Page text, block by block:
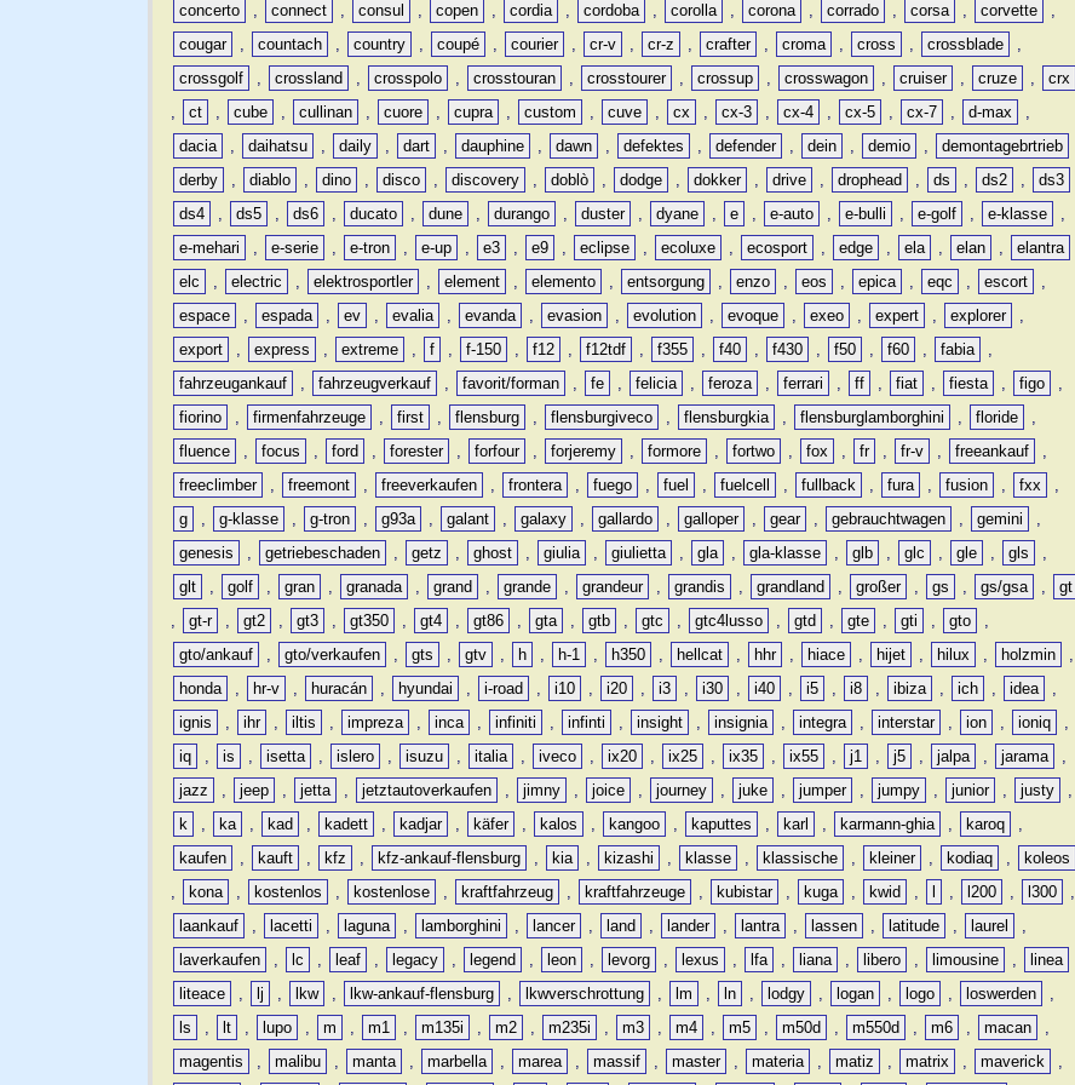
concerto
, connect , consul , copen , cordia , cordoba , corolla , corona , corrado , corsa , corvette
,
cougar
, countach , country , coupé , courier , cr-v , cr-z , crafter , croma , cross , crossblade
,
crossgolf
, crossland , crosspolo , crosstouran , crosstourer , crossup , crosswagon , cruiser , cruze ,
crx
,
ct , cube , cullinan , cuore , cupra , custom , cuve , cx , cx-3 , cx-4 , cx-5 , cx-7 , d-max
,
dacia
, daihatsu , daily , dart , dauphine , dawn , defektes , defender , dein , demio , demontagebrtrieb
derby
, diablo , dino , disco , discovery , doblò , dodge , dokker , drive , drophead , ds , ds2 , ds3
ds4
, ds5 , ds6 , ducato , dune , durango , duster , dyane , e , e-auto , e-bulli , e-golf , e-klasse
,
e-mehari
, e-serie , e-tron , e-up , e3 , e9 , eclipse , ecoluxe , ecosport , edge , ela , elan , elantra
elc
, electric , elektrosportler , element , elemento , entsorgung , enzo , eos , epica , eqc , escort
,
espace
, espada , ev , evalia , evanda , evasion , evolution , evoque , exeo , expert , explorer
,
export
, express , extreme , f , f-150 , f12 , f12tdf , f355 , f40 , f430 , f50 , f60 , fabia
,
fahrzeugankauf
, fahrzeugverkauf , favorit/forman , fe , felicia , feroza , ferrari , ff , fiat , fiesta , figo
,
fiorino
, firmenfahrzeuge , first , flensburg , flensburgiveco , flensburgkia , flensburglamborghini , floride
,
fluence
, focus , ford , forester , forfour , forjeremy , formore , fortwo , fox , fr , fr-v , freeankauf
,
freeclimber
, freemont , freeverkaufen , frontera , fuego , fuel , fuelcell , fullback , fura , fusion , fxx
,
g
, g-klasse , g-tron , g93a , galant , galaxy , gallardo , galloper , gear , gebrauchtwagen , gemini
,
genesis
, getriebeschaden , getz , ghost , giulia , giulietta , gla , gla-klasse , glb , glc , gle , gls
,
glt
, golf , gran , granada , grand , grande , grandeur , grandis , grandland , großer , gs , gs/gsa ,
gt
,
gt-r , gt2 , gt3 , gt350 , gt4 , gt86 , gta , gtb , gtc , gtc4lusso , gtd , gte , gti , gto
,
gto/ankauf
, gto/verkaufen , gts , gtv , h , h-1 , h350 , hellcat , hhr , hiace , hijet , hilux , holzmin
,
honda
, hr-v , huracán , hyundai , i-road , i10 , i20 , i3 , i30 , i40 , i5 , i8 , ibiza , ich , idea
,
ignis
, ihr , iltis , impreza , inca , infiniti , infinti , insight , insignia , integra , interstar , ion , ioniq
,
iq
, is , isetta , islero , isuzu , italia , iveco , ix20 , ix25 , ix35 , ix55 , j1 , j5 , jalpa , jarama
,
jazz
, jeep , jetta , jetztautoverkaufen , jimny , joice , journey , juke , jumper , jumpy , junior , justy
,
k
, ka , kad , kadett , kadjar , käfer , kalos , kangoo , kaputtes , karl , karmann-ghia , karoq
,
kaufen
, kauft , kfz , kfz-ankauf-flensburg , kia , kizashi , klasse , klassische , kleiner , kodiaq ,
koleos
,
kona , kostenlos , kostenlose , kraftfahrzeug , kraftfahrzeuge , kubistar , kuga , kwid , , l200 , l300
,
laankauf
, lacetti , laguna , lamborghini , lancer , land , lander , lantra , lassen , latitude , laurel
,
laverkaufen
, lc , leaf , legacy , legend , leon , levorg , lexus , lfa , liana , libero , limousine , linea
liteace
, lj , lkw , lkw-ankauf-flensburg , lkwverschrottung , lm , ln , lodgy , logan , logo , loswerden
,
ls
, lt , lupo , m , m1 , m135i , m2 , m235i , m3 , m4 , m5 , m50d , m550d , m6 , macan
,
magentis
, malibu , manta , marbella , marea , massif , master , materia , matiz , matrix , maverick
,